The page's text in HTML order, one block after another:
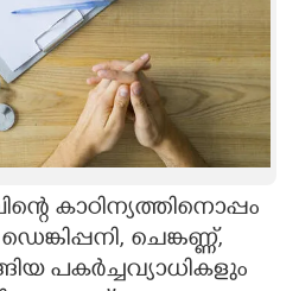
കാഠിന്യത്തിനൊപ്പം
ചെങ്കണ്ണ്,
പകർച്ചവ്യാധികളും